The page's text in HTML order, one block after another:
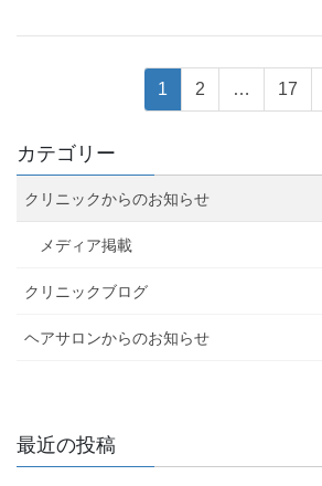
稿
ナ
ビ
ゲ
ー
ョ
固
定
ー
ジ
1
固
定
ー
ジ
2 …
固
定
ー
17
カテゴリー
クリニックからのお知らせ
メディア掲載
クリニックブログ
ヘアサロンからのお知らせ
最近の投稿